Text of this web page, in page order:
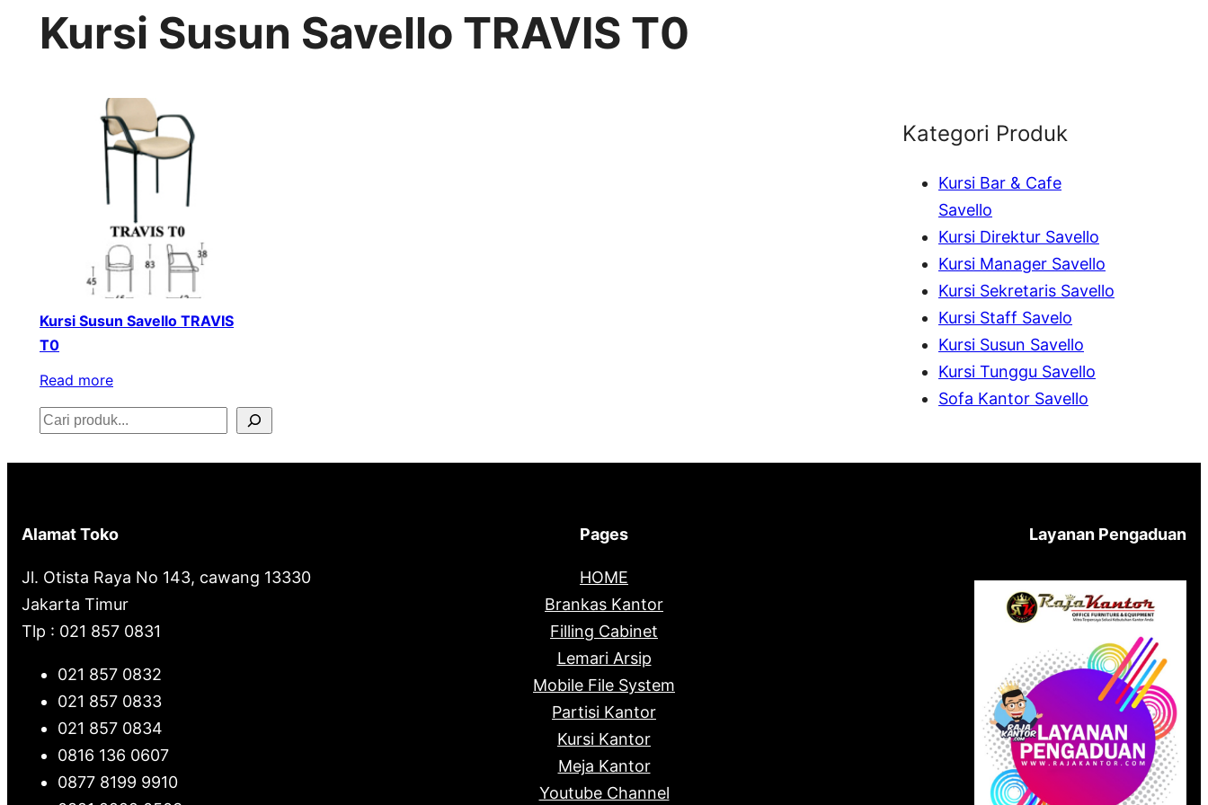
Kursi Susun Savello TRAVIS T0
Kursi Susun Savello TRAVIS
T0
Read more
S
e
r
c
h
Kategori Produk
Kursi Bar & Cafe
Savello
Kursi Direktur Savello
Kursi Manager Savello
Kursi Sekretaris Savello
Kursi Staff Savelo
Kursi Susun Savello
Kursi Tunggu Savello
Sofa Kantor Savello
Alamat Toko
Jl. Otista Raya No 143, cawang 13330
Jakarta Timur
Tlp : 021 857 0831
021 857 0832
021 857 0833
021 857 0834
0816 136 0607
0877 8199 9910
Pages
HOME
Brankas Kantor
Filling Cabinet
Lemari Arsip
Mobile File System
Partisi Kantor
Kursi Kantor
Meja Kantor
Youtube Channel
Layanan Pengaduan